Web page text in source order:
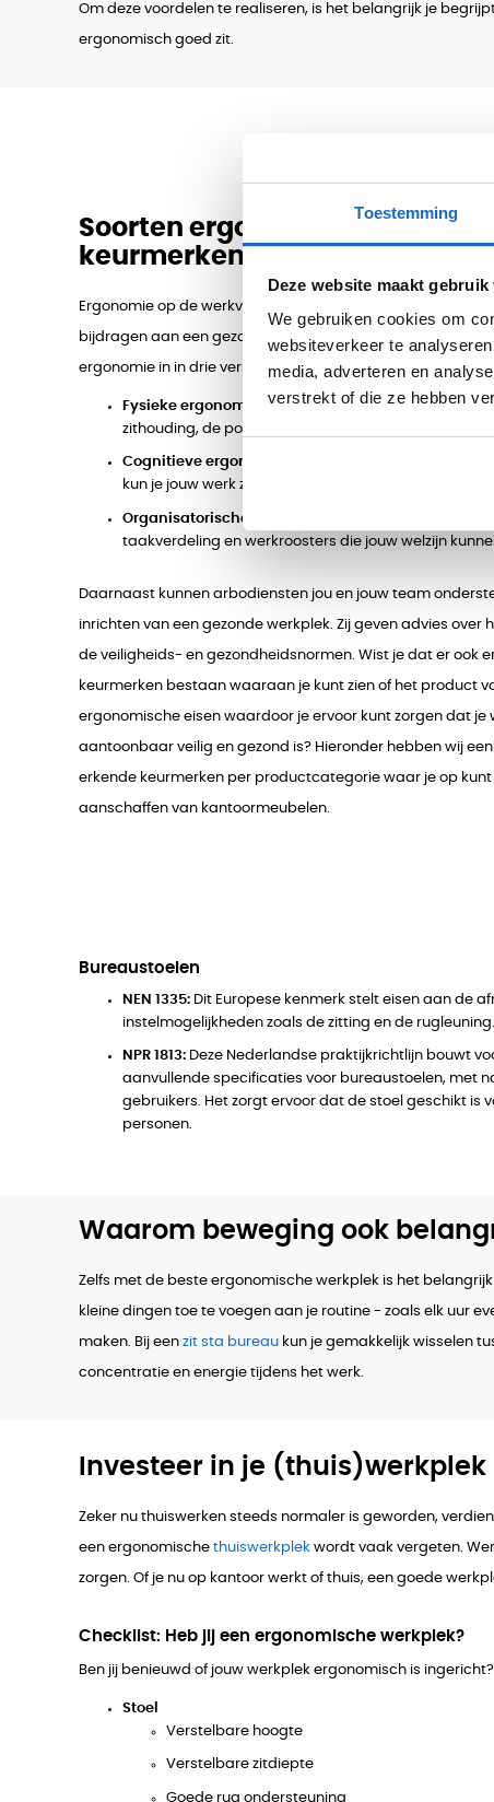
Toestemming
Deze website maakt
We gebruiken cookies om
websiteverkeer te
media, adverteren en
verstrekt of die ze hebben
Om deze voordelen te realiseren, is het belangrijk je
ergonomisch goed zit.
Soorten ergonomie en
keurmerken
Ergonomie op de werkvloer gaat om verschillende
bijdragen aan een gezonde en productieve
ergonomie in in drie verschillende categorieën:
Fysieke ergonomie:
Richt zich op
zithouding, de positie van je beeldscherm en de
Cognitieve ergonomie:
kun je jouw werk zo organiseren dat je minder snel
Organisatorische ergonomie:
taakverdeling en werkroosters die jouw welzijn
Daarnaast kunnen arbodiensten jou en jouw team
inrichten van een gezonde werkplek. Zij geven advies over
de veiligheids- en gezondheidsnormen. Wist je dat er ook
keurmerken bestaan waaraan je kunt zien of het product
ergonomische eisen waardoor je ervoor kunt zorgen dat je
aantoonbaar veilig en gezond is? Hieronder hebben wij
erkende keurmerken per productcategorie waar je op
aanschaffen van kantoormeubelen.
Bureaustoelen
NEN 1335: Dit Europese kenmerk stelt eisen aan de
instelmogelijkheden zoals de zitting en de rugleuning.
NPR 1813: Deze Nederlandse praktijkrichtlijn bouwt
aanvullende specificaties voor bureaustoelen, met
gebruikers. Het zorgt ervoor dat de stoel geschikt is
personen.
Waarom beweging ook
Zelfs met de beste ergonomische werkplek is het
kleine dingen toe te voegen aan je routine - zoals elk uur
maken. Bij een zit sta bureau kun je gemakkelijk wisselen
concentratie en energie tijdens het werk.
Investeer in je (thuis)werkplek
Zeker nu thuiswerken steeds normaler is geworden,
een ergonomische thuiswerkplek wordt vaak vergeten.
zorgen. Of je nu op kantoor werkt of thuis, een goede
Checklist: Heb jij een ergonomische werkplek?
Ben jij benieuwd of jouw werkplek ergonomisch is
Stoel
Verstelbare hoogte
Verstelbare zitdiepte
Goede rug ondersteuning